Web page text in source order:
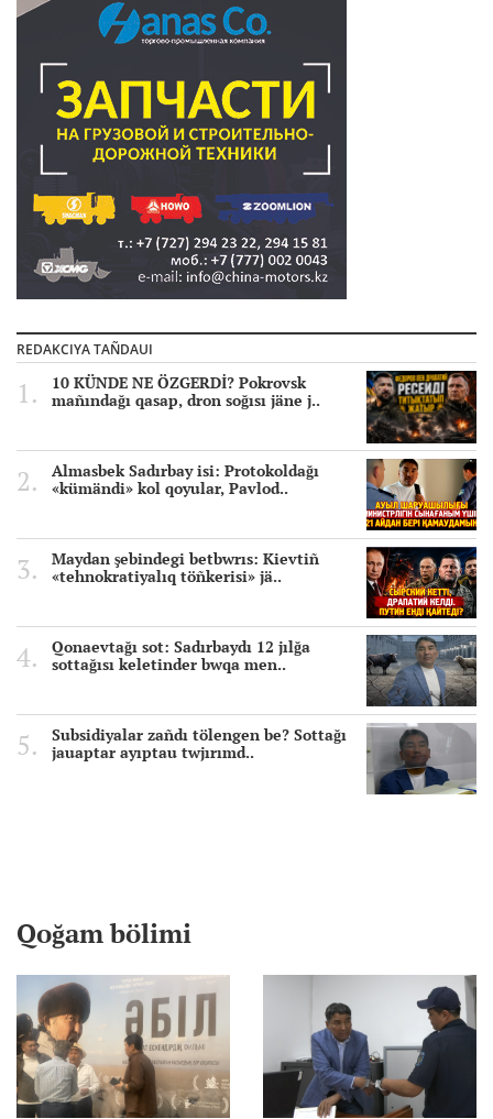
REDAKCIYA TAÑDAUI
10 KÜNDE NE ÖZGERDİ? Pokrovsk
mañındağı qasap, dron soğısı jäne j..
Almasbek Sadırbay isi: Protokoldağı
«kümändi» kol qoyular, Pavlod..
Maydan şebindegi betbwrıs: Kievtiñ
«tehnokratiyalıq töñkerisi» jä..
Qonaevtağı sot: Sadırbaydı 12 jılğa
sottağısı keletinder bwqa men..
Subsidiyalar zañdı tölengen be? Sottağı
jauaptar ayıptau twjırımd..
Qoğam bölimi